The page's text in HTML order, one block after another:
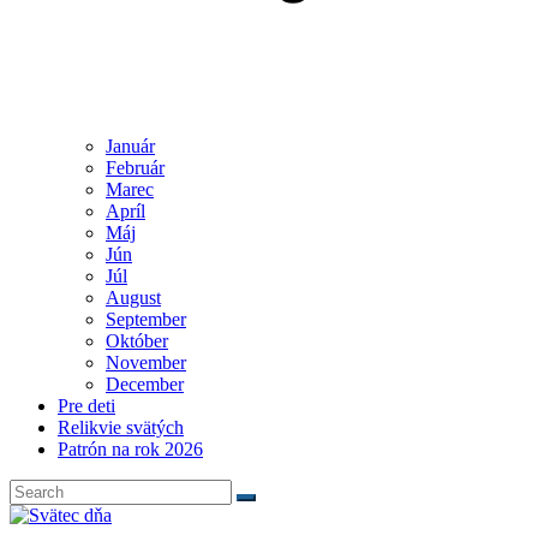
Január
Február
Marec
Apríl
Máj
Jún
Júl
August
September
Október
November
December
Pre deti
Relikvie svätých
Patrón na rok 2026